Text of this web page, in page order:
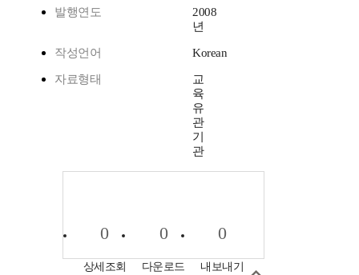
발행연도
2008
년
작성언어 Korean
자료형태
교
육
유
관
기
관
0
상세조회
0
다운로드
0
내보내기